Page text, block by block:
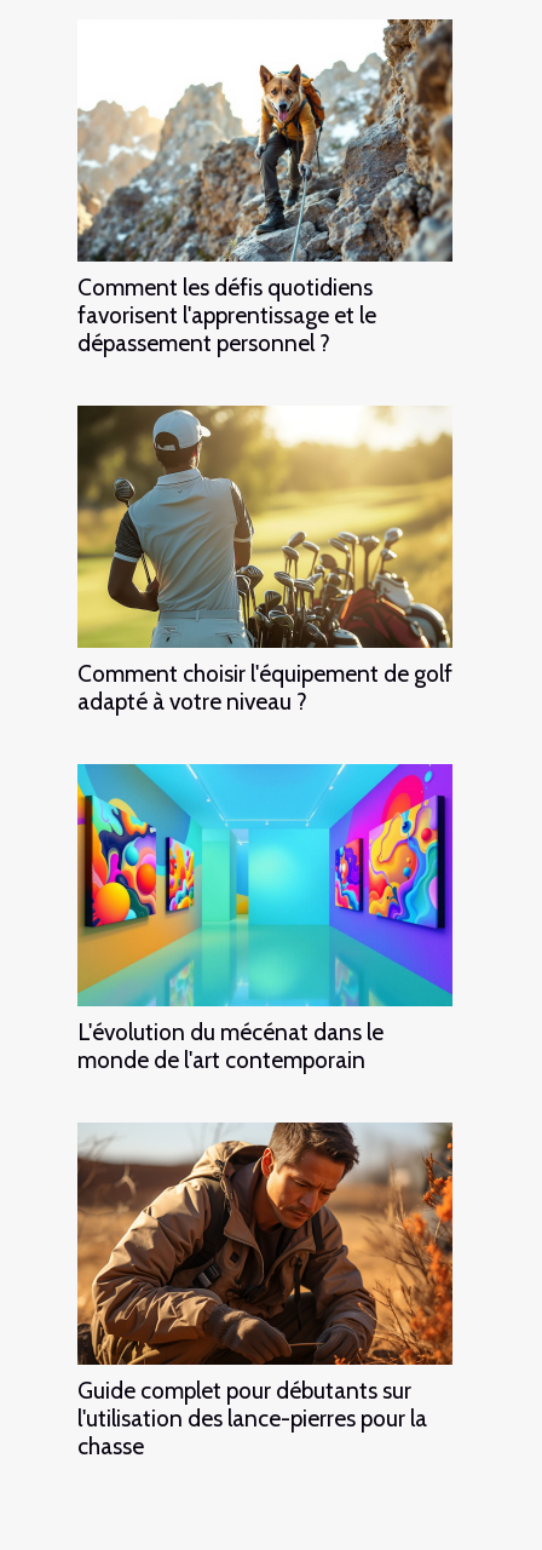
Comment les défis quotidiens
favorisent l'apprentissage et le
dépassement personnel ?
Comment choisir l'équipement de golf
adapté à votre niveau ?
L'évolution du mécénat dans le
monde de l'art contemporain
Guide complet pour débutants sur
l'utilisation des lance-pierres pour la
chasse